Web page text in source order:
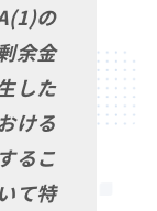
の
余金
した
ける
るこ
て特